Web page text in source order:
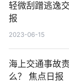
轻微刮蹭逃逸
报
2023-06-15
海上交通事故
么？ 焦点日报